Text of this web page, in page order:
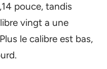
pouce, tandis
vingt a une
le calibre est bas,